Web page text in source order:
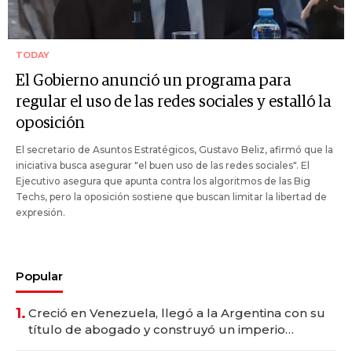
TODAY
El Gobierno anunció un programa para
regular el uso de las redes sociales y estalló la
oposición
El secretario de Asuntos Estratégicos, Gustavo Beliz, afirmó que la
iniciativa busca asegurar "el buen uso de las redes sociales". El
Ejecutivo asegura que apunta contra los algoritmos de las Big
Techs, pero la oposición sostiene que buscan limitar la libertad de
expresión.
Popular
1. Creció en Venezuela, llegó a la Argentina con su
título de abogado y construyó un imperio